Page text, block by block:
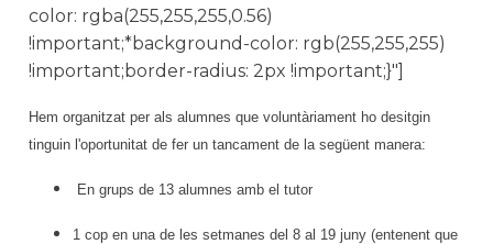
color: rgba(255,255,255,0.56)
!important;*background-color: rgb(255,255,255)
!important;border-radius: 2px !important;}"]
Hem organitzat per als alumnes que voluntàriament ho desitgin
tinguin l'oportunitat de fer un tancament de la següent manera:
En grups de 13 alumnes amb el tutor
1 cop en una de les setmanes del 8 al 19 juny (entenent que